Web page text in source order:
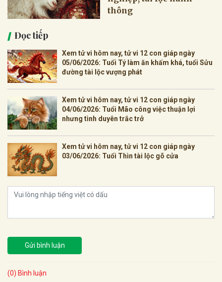
thông
Đọc tiếp
Xem tử vi hôm nay, tử vi 12 con giáp ngày
05/06/2026: Tuổi Tý làm ăn khấm khá, tuổi Sửu
đường tài lộc vượng phát
Xem tử vi hôm nay, tử vi 12 con giáp ngày
04/06/2026: Tuổi Mão công việc thuận lợi
nhưng tình duyên trắc trở
Xem tử vi hôm nay, tử vi 12 con giáp ngày
03/06/2026: Tuổi Thìn tài lộc gõ cửa
Gửi bình luận
(0) Bình luận